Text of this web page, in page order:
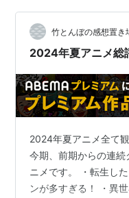
程度入っているあた
という意志も感じ取れ
の『清子 略奪の上、
竹とんぼの感想置き
2024年夏アニメ総
2024年夏アニメ全て
今期、前期からの連
ニメです。 ・転生し
ンが多すぎる！ ・異